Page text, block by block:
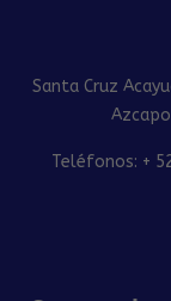
Santa Cruz
Teléfonos: +